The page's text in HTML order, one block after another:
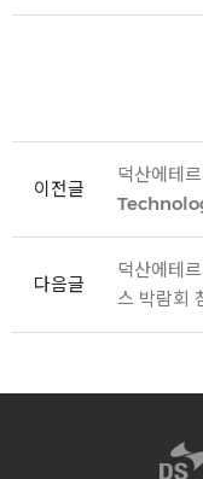
이전글
덕산에테
다음글
덕산에테
스 박람회